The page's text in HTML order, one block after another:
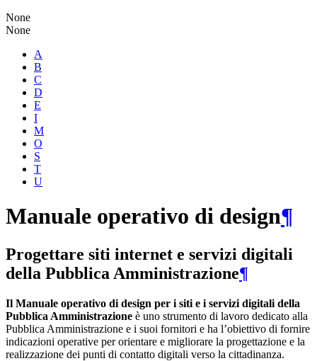
None
None
A
B
C
D
E
I
M
O
S
T
U
Manuale operativo di design¶
Progettare siti internet e servizi digitali
della Pubblica Amministrazione¶
Il Manuale operativo di design per i siti e i servizi digitali della
Pubblica Amministrazione è uno strumento di lavoro dedicato alla
Pubblica Amministrazione e i suoi fornitori e ha l’obiettivo di fornire
indicazioni operative per orientare e migliorare la progettazione e la
realizzazione dei punti di contatto digitali verso la cittadinanza.